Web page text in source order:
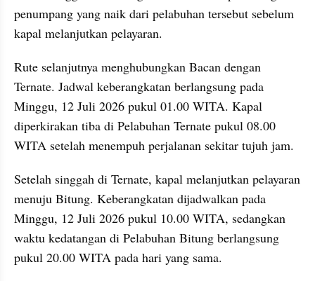
penumpang yang naik dari pelabuhan tersebut sebelum
kapal melanjutkan pelayaran.
Rute selanjutnya menghubungkan Bacan dengan
Ternate. Jadwal keberangkatan berlangsung pada
Minggu, 12 Juli 2026 pukul 01.00 WITA. Kapal
diperkirakan tiba di Pelabuhan Ternate pukul 08.00
WITA setelah menempuh perjalanan sekitar tujuh jam.
Setelah singgah di Ternate, kapal melanjutkan pelayaran
menuju Bitung. Keberangkatan dijadwalkan pada
Minggu, 12 Juli 2026 pukul 10.00 WITA, sedangkan
waktu kedatangan di Pelabuhan Bitung berlangsung
pukul 20.00 WITA pada hari yang sama.